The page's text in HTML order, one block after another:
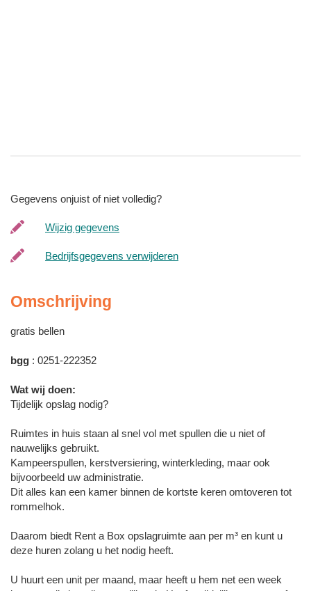
Gegevens onjuist of niet volledig?
Wijzig gegevens
Bedrijfsgegevens verwijderen
Omschrijving
gratis bellen
bgg : 0251-222352
Wat wij doen:
Tijdelijk opslag nodig?
Ruimtes in huis staan al snel vol met spullen die u niet of
nauwelijks gebruikt.
Kampeerspullen, kerstversiering, winterkleding, maar ook
bijvoorbeeld uw administratie.
Dit alles kan een kamer binnen de kortste keren omtoveren tot
rommelhok.
Daarom biedt Rent a Box opslagruimte aan per m³ en kunt u
deze huren zolang u het nodig heeft.
U huurt een unit per maand, maar heeft u hem net een week